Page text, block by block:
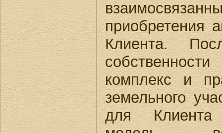
приобретения
Клиента.
комплекс и
земельного
для Клиента